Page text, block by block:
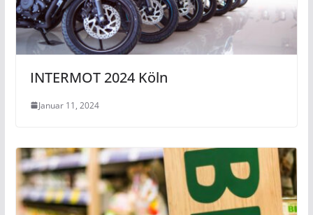
INTERMOT 2024 Köln
Januar 11, 2024